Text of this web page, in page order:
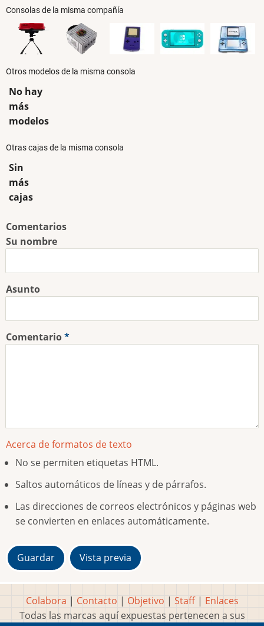
Consolas de la misma compañía
Otros modelos de la misma consola
No hay
más
modelos
Otras cajas de la misma consola
Sin
más
cajas
Comentarios
Su nombre
Asunto
Comentario
Acerca de formatos de texto
No se permiten etiquetas HTML.
Saltos automáticos de líneas y de párrafos.
Las direcciones de correos electrónicos y páginas web
se convierten en enlaces automáticamente.
Colabora | Contacto | Objetivo | Staff| Enlaces
Todas las marcas aquí expuestas pertenecen a sus